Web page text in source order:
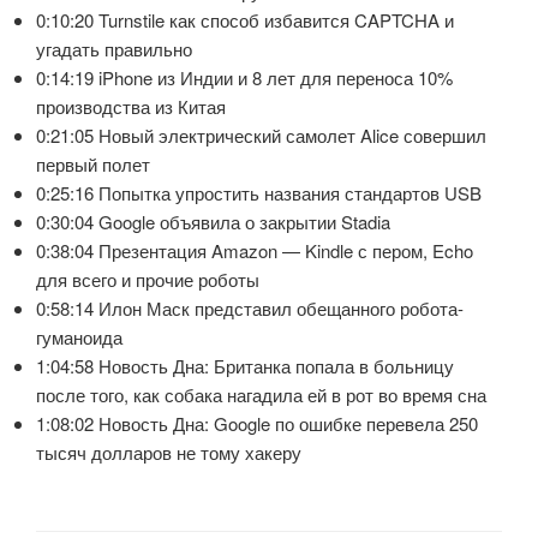
0:10:20 Turnstile как способ избавится CAPTCHA и
угадать правильно
0:14:19 iPhone из Индии и 8 лет для переноса 10%
производства из Китая
0:21:05 Новый электрический самолет Alice совершил
первый полет
0:25:16 Попытка упростить названия стандартов USB
0:30:04 Google объявила о закрытии Stadia
0:38:04 Презентация Amazon — Kindle с пером, Echo
для всего и прочие роботы
0:58:14 Илон Маск представил обещанного робота-
гуманоида
1:04:58 Новость Дна: Британка попала в больницу
после того, как собака нагадила ей в рот во время сна
1:08:02 Новость Дна: Google по ошибке перевела 250
тысяч долларов не тому хакеру